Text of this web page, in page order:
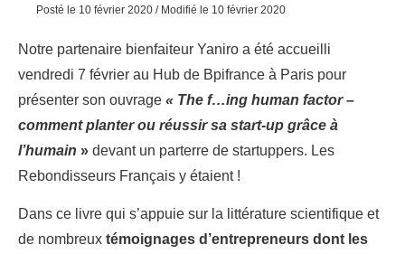
Posté le 10 février 2020 / Modifié le 10 février 2020
Notre partenaire bienfaiteur Yaniro a été accueilli
vendredi 7 février au Hub de Bpifrance à Paris pour
présenter son ouvrage « The f…ing human factor –
comment planter ou réussir sa start-up grâce à
l’humain » devant un parterre de startuppers. Les
Rebondisseurs Français y étaient !
Dans ce livre qui s’appuie sur la littérature scientifique et
de nombreux témoignages d’entrepreneurs dont les